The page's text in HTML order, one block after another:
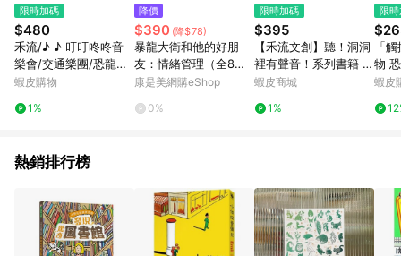
限時加碼
$480
禾流/♪ ♪ 叮叮咚咚音
樂會/交通樂團/恐龍樂
團/雪上樂團//♪ 10種不
最美妙的大自然音樂
蝦皮購物
1%
降價
$390 (降$78)
暴龍大衛和他的好朋
友：情緒管理（全8冊
打預防針好可怕：克服
不抱怨+安安的新朋
無聊+恐怖的噴火蛇：
擺脫焦慮+憤怒的妞
妞：擺脫憤怒）
康是美網購eShop
0%
限時加碼
$395
【禾流文創】聽！洞洞
裡有聲音！系列書籍 -
多款可選
蝦皮商城
1%
限
「
物
農場
觸摸
蝦皮
熱銷排行榜